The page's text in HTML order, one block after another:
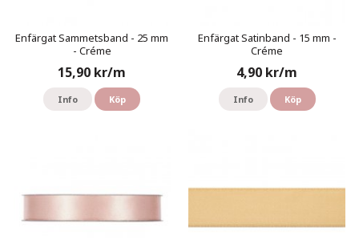
Enfärgat Sammetsband - 25 mm
- Créme
15,90 kr/m
Info Köp
Enfärgat Satinband - 15 mm -
Créme
4,90 kr/m
Info Köp